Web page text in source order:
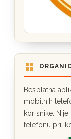
Besplatna
mobilnih
korisnike.
telefonu